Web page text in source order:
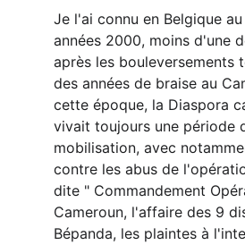
Je l'ai connu en Belgique
années 2000, moins d'une
après les bouleversements
des années de braise au
cette époque, la Diaspora
vivait toujours une période
mobilisation, avec
contre les abus de
dite " Commandement
Cameroun, l'affaire des 9
Bépanda, les plaintes à